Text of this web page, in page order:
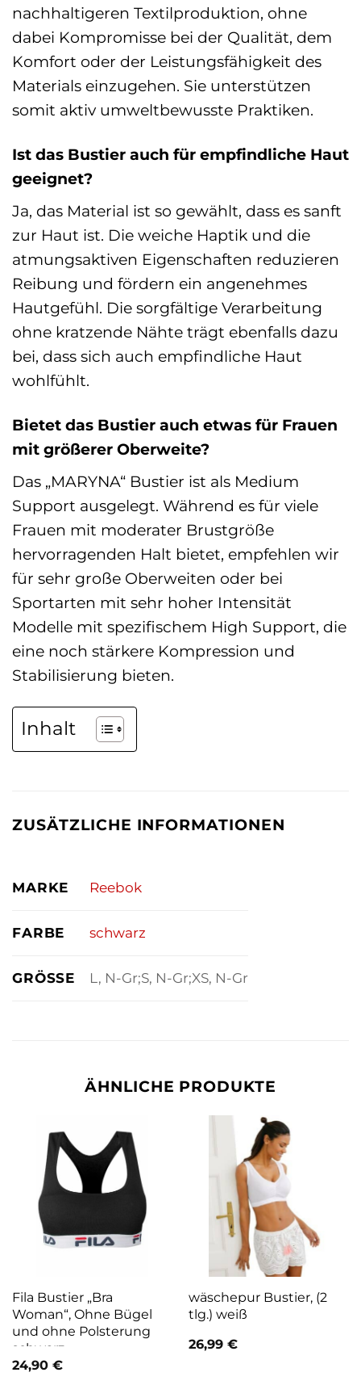
nachhaltigeren Textilproduktion, ohne
dabei Kompromisse bei der Qualität, dem
Komfort oder der Leistungsfähigkeit des
Materials einzugehen. Sie unterstützen
somit aktiv umweltbewusste Praktiken.
Ist das Bustier auch für empfindliche Haut
geeignet?
Ja, das Material ist so gewählt, dass es sanft
zur Haut ist. Die weiche Haptik und die
atmungsaktiven Eigenschaften reduzieren
Reibung und fördern ein angenehmes
Hautgefühl. Die sorgfältige Verarbeitung
ohne kratzende Nähte trägt ebenfalls dazu
bei, dass sich auch empfindliche Haut
wohlfühlt.
Bietet das Bustier auch etwas für Frauen
mit größerer Oberweite?
Das „MARYNA“ Bustier ist als Medium
Support ausgelegt. Während es für viele
Frauen mit moderater Brustgröße
hervorragenden Halt bietet, empfehlen wir
für sehr große Oberweiten oder bei
Sportarten mit sehr hoher Intensität
Modelle mit spezifischem High Support, die
eine noch stärkere Kompression und
Stabilisierung bieten.
Inhalt
ZUSÄTZLICHE INFORMATIONEN
MARKE Reebok
FARBE schwarz
GRÖSSE L, N-Gr;S, N-Gr;XS, N-Gr
ÄHNLICHE PRODUKTE
Fila Bustier „Bra
Woman“, Ohne Bügel
und ohne Polsterung
schwarz
24,90 €
wäschepur Bustier, (2
tlg.) weiß
26,99 €